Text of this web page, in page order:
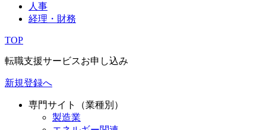
人事
経理・財務
TOP
転職支援サービスお申し込み
新規登録へ
専門サイト（業種別）
製造業